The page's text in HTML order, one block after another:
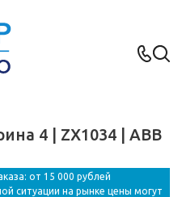
4 | ZX1034 | ABB
от 15 000 рублей
ситуации на рынке цены могут